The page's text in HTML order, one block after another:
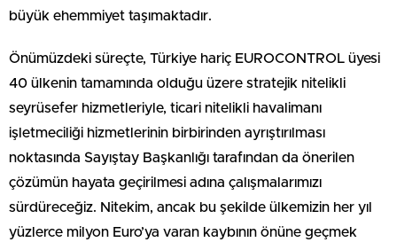
büyük ehemmiyet taşımaktadır.
Önümüzdeki süreçte, Türkiye hariç EUROCONTROL üyesi
40 ülkenin tamamında olduğu üzere stratejik nitelikli
seyrüsefer hizmetleriyle, ticari nitelikli havalimanı
işletmeciliği hizmetlerinin birbirinden ayrıştırılması
noktasında Sayıştay Başkanlığı tarafından da önerilen
çözümün hayata geçirilmesi adına çalışmalarımızı
sürdüreceğiz. Nitekim, ancak bu şekilde ülkemizin her yıl
yüzlerce milyon Euro’ya varan kaybının önüne geçmek